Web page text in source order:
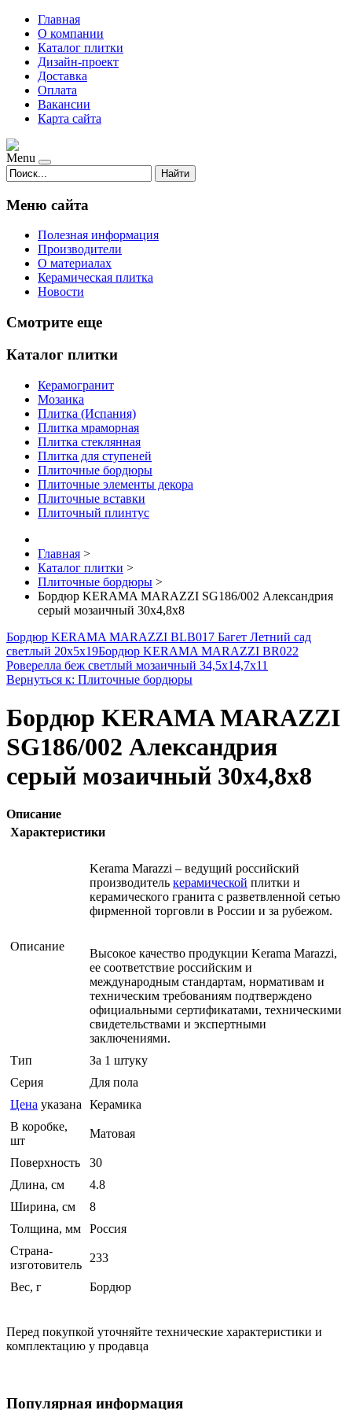
Главная
О компании
Каталог плитки
Дизайн-проект
Доставка
Оплата
Вакансии
Карта сайта
Menu
Найти
Меню сайта
Полезная информация
Производители
О материалах
Керамическая плитка
Новости
Смотрите еще
Каталог плитки
Керамогранит
Мозаика
Плитка (Испания)
Плитка мраморная
Плитка стеклянная
Плитка для ступеней
Плиточные бордюры
Плиточные элементы декора
Плиточные вставки
Плиточный плинтус
Главная >
Каталог плитки >
Плиточные бордюры >
Бордюр KERAMA MARAZZI SG186/002 Александрия
серый мозаичный 30х4,8х8
Бордюр KERAMA MARAZZI BLB017 Багет Летний сад
светлый 20х5х19Бордюр KERAMA MARAZZI BR022
Роверелла беж светлый мозаичный 34,5х14,7х11
Вернуться к: Плиточные бордюры
Бордюр KERAMA MARAZZI
SG186/002 Александрия
серый мозаичный 30х4,8х8
Описание
Характеристики
Описание
Kerama Marazzi – ведущий российский
производитель керамической плитки и
керамического гранита с разветвленной сетью
фирменной торговли в России и за рубежом.
Высокое качество продукции Kerama Marazzi,
ее соответствие российским и
международным стандартам, нормативам и
техническим требованиям подтверждено
официальными сертификатами, техническими
свидетельствами и экспертными
заключениями.
Тип
За 1 штуку
Серия
Для пола
Цена указана Керамика
В коробке,
шт
Матовая
Поверхность
30
Длина, см
4.8
Ширина, см
8
Толщина, мм
Россия
Страна-
изготовитель
233
Вес, г Бордюр
Перед покупкой уточняйте технические характеристики и
комплектацию у продавца
Популярная информация